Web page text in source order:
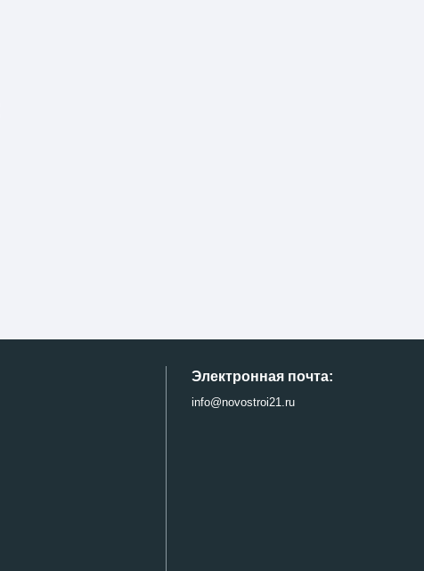
Электронная почта:
info@novostroi21.ru